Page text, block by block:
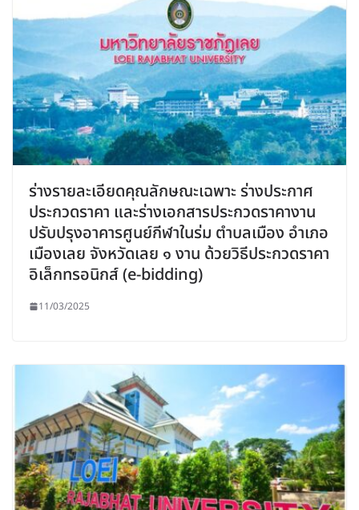
ร่างรายละเอียดคุณลักษณะเฉพาะ ร่างประกาศ
ประกวดราคา และร่างเอกสารประกวดราคางาน
ปรับปรุงอาคารศูนย์กีฬาในร่ม ตำบลเมือง อำเภอ
เมืองเลย จังหวัดเลย ๑ งาน ด้วยวิธีประกวดราคา
อิเล็กทรอนิกส์ (e-bidding)
11/03/2025